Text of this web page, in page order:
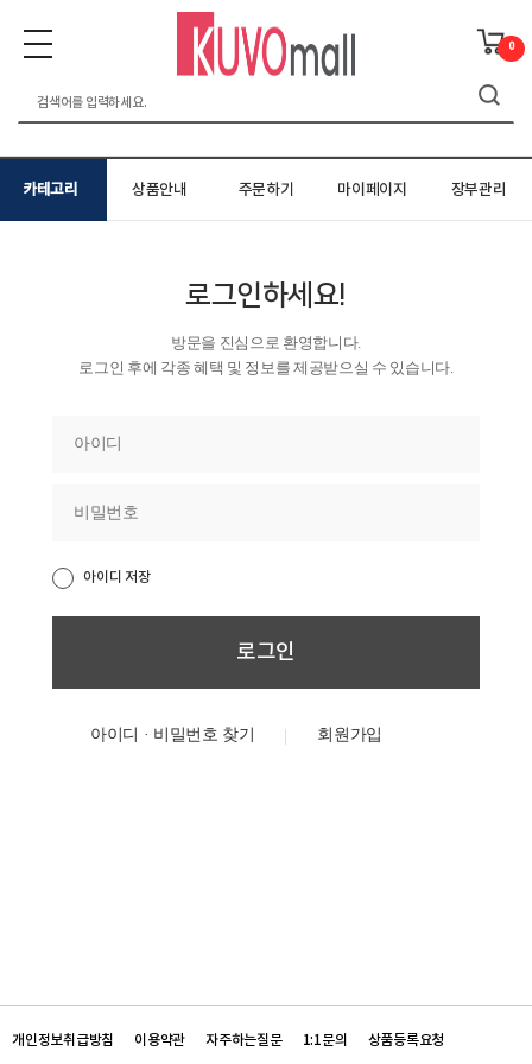
0
카테고리 상품안내 주문하기 마이페이지 장부관리
로그인하세요!
방문을 진심으로 환영합니다.
로그인 후에 각종 혜택 및 정보를 제공받으실 수 있습니다.
아이디 저장
아이디 · 비밀번호 찾기
개인정보취급방침 이용약관 자주하는질문 1:1문의 상품등록요청